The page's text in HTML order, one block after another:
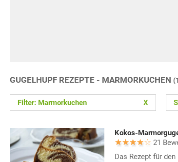
GUGELHUPF REZEPTE - MARMORKUCHEN
Filter: Marmorkuchen X
Kokos-
21
Das Rezept für